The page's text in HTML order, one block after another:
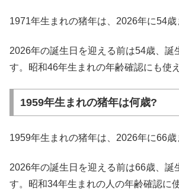
1971年生まれの猪年は、2026年に54歳
2026年の誕生日を迎える前は54歳、誕
す。昭和46年生まれの年齢確認にも使
1959年生まれの猪年は何歳?
1959年生まれの猪年は、2026年に66歳
2026年の誕生日を迎える前は66歳、誕
す。昭和34年生まれの人の年齢確認に